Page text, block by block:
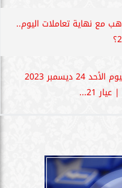
مع نهاية تعاملات اليوم..
أسعار الذهب اليوم الأحد 24 ديسمبر 2023
21...